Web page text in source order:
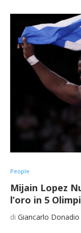
People
Mijain Lopez
l’oro in 5
di Giancarlo Donadio